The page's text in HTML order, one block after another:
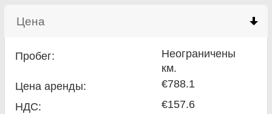
Цена
Пробег:
Неограничены
км.
Цена аренды:
€788.1
НДС:
€157.6